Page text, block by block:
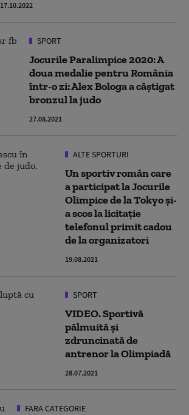
17.10.2022
SPORT
Jocurile Paralimpice 2020: A
doua medalie pentru România
într-o zi: Alex Bologa a câștigat
bronzul la judo
27.08.2021
ALTE SPORTURI
Un sportiv român care
a participat la Jocurile
Olimpice de la Tokyo și-
a scos la licitație
telefonul primit cadou
de la organizatori
19.08.2021
SPORT
VIDEO. Sportivă
pălmuită și
zdruncinată de
antrenor la Olimpiadă
28.07.2021
FARA CATEGORIE